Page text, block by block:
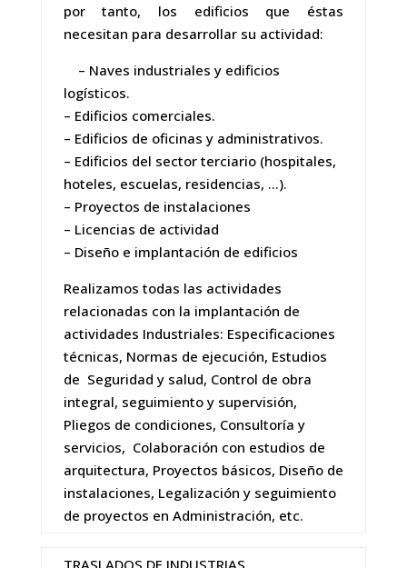
por tanto, los edificios que éstas
necesitan para desarrollar su actividad:
– Naves industriales y edificios
logísticos.
– Edificios comerciales.
– Edificios de oficinas y administrativos.
– Edificios del sector terciario (hospitales,
hoteles, escuelas, residencias, …).
– Proyectos de instalaciones
– Licencias de actividad
– Diseño e implantación de edificios
Realizamos todas las actividades
relacionadas con la implantación de
actividades Industriales: Especificaciones
técnicas, Normas de ejecución, Estudios
de Seguridad y salud, Control de obra
integral, seguimiento y supervisión,
Pliegos de condiciones, Consultoría y
servicios, Colaboración con estudios de
arquitectura, Proyectos básicos, Diseño de
instalaciones, Legalización y seguimiento
de proyectos en Administración, etc.
TRASLADOS DE INDUSTRIAS